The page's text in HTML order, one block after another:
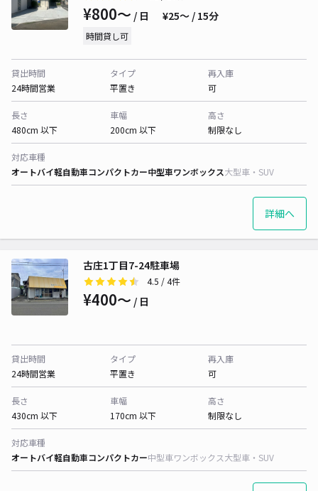
¥800〜 / 日 ¥25〜 / 15分
時間貸し可
貸出時間
24時間営業
タイプ
平置き
再入庫
可
長さ
480cm 以下
車幅
200cm 以下
高さ
制限なし
対応車種
オートバイ軽自動車コンパクトカー中型車ワンボックス大型車・SUV
詳細へ
古庄1丁目7-24駐車場
4.5 / 4件
¥400〜 / 日
貸出時間
24時間営業
タイプ
平置き
再入庫
可
長さ
430cm 以下
車幅
170cm 以下
高さ
制限なし
対応車種
オートバイ軽自動車コンパクトカー中型車ワンボックス大型車・SUV